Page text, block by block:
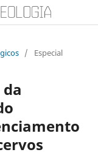
/ Especial